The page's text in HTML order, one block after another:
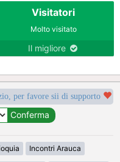
Visitatori
Molto visitato
Il migliore
per favore sii di supporto
Incontri Arauca